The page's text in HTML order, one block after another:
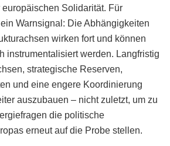
Solidarität. Für
Warnsignal: Die Abhängigkeiten
wirken fort und können
instrumentalisiert werden. Langfristig
strategische Reserven,
und eine engere Koordinierung
auszubauen – nicht zuletzt, um zu
die politische
erneut auf die Probe stellen.